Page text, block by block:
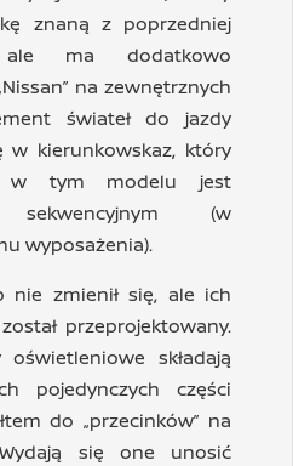
znaną z poprzedniej
ma dodatkowo
na zewnętrznych
świateł do jazdy
w kierunkowskaz, który
w tym modelu jest
sekwencyjnym (w
wyposażenia).
nie zmienił się, ale ich
przeprojektowany.
składają
pojedynczych części
do „przecinków” na
się one unosić